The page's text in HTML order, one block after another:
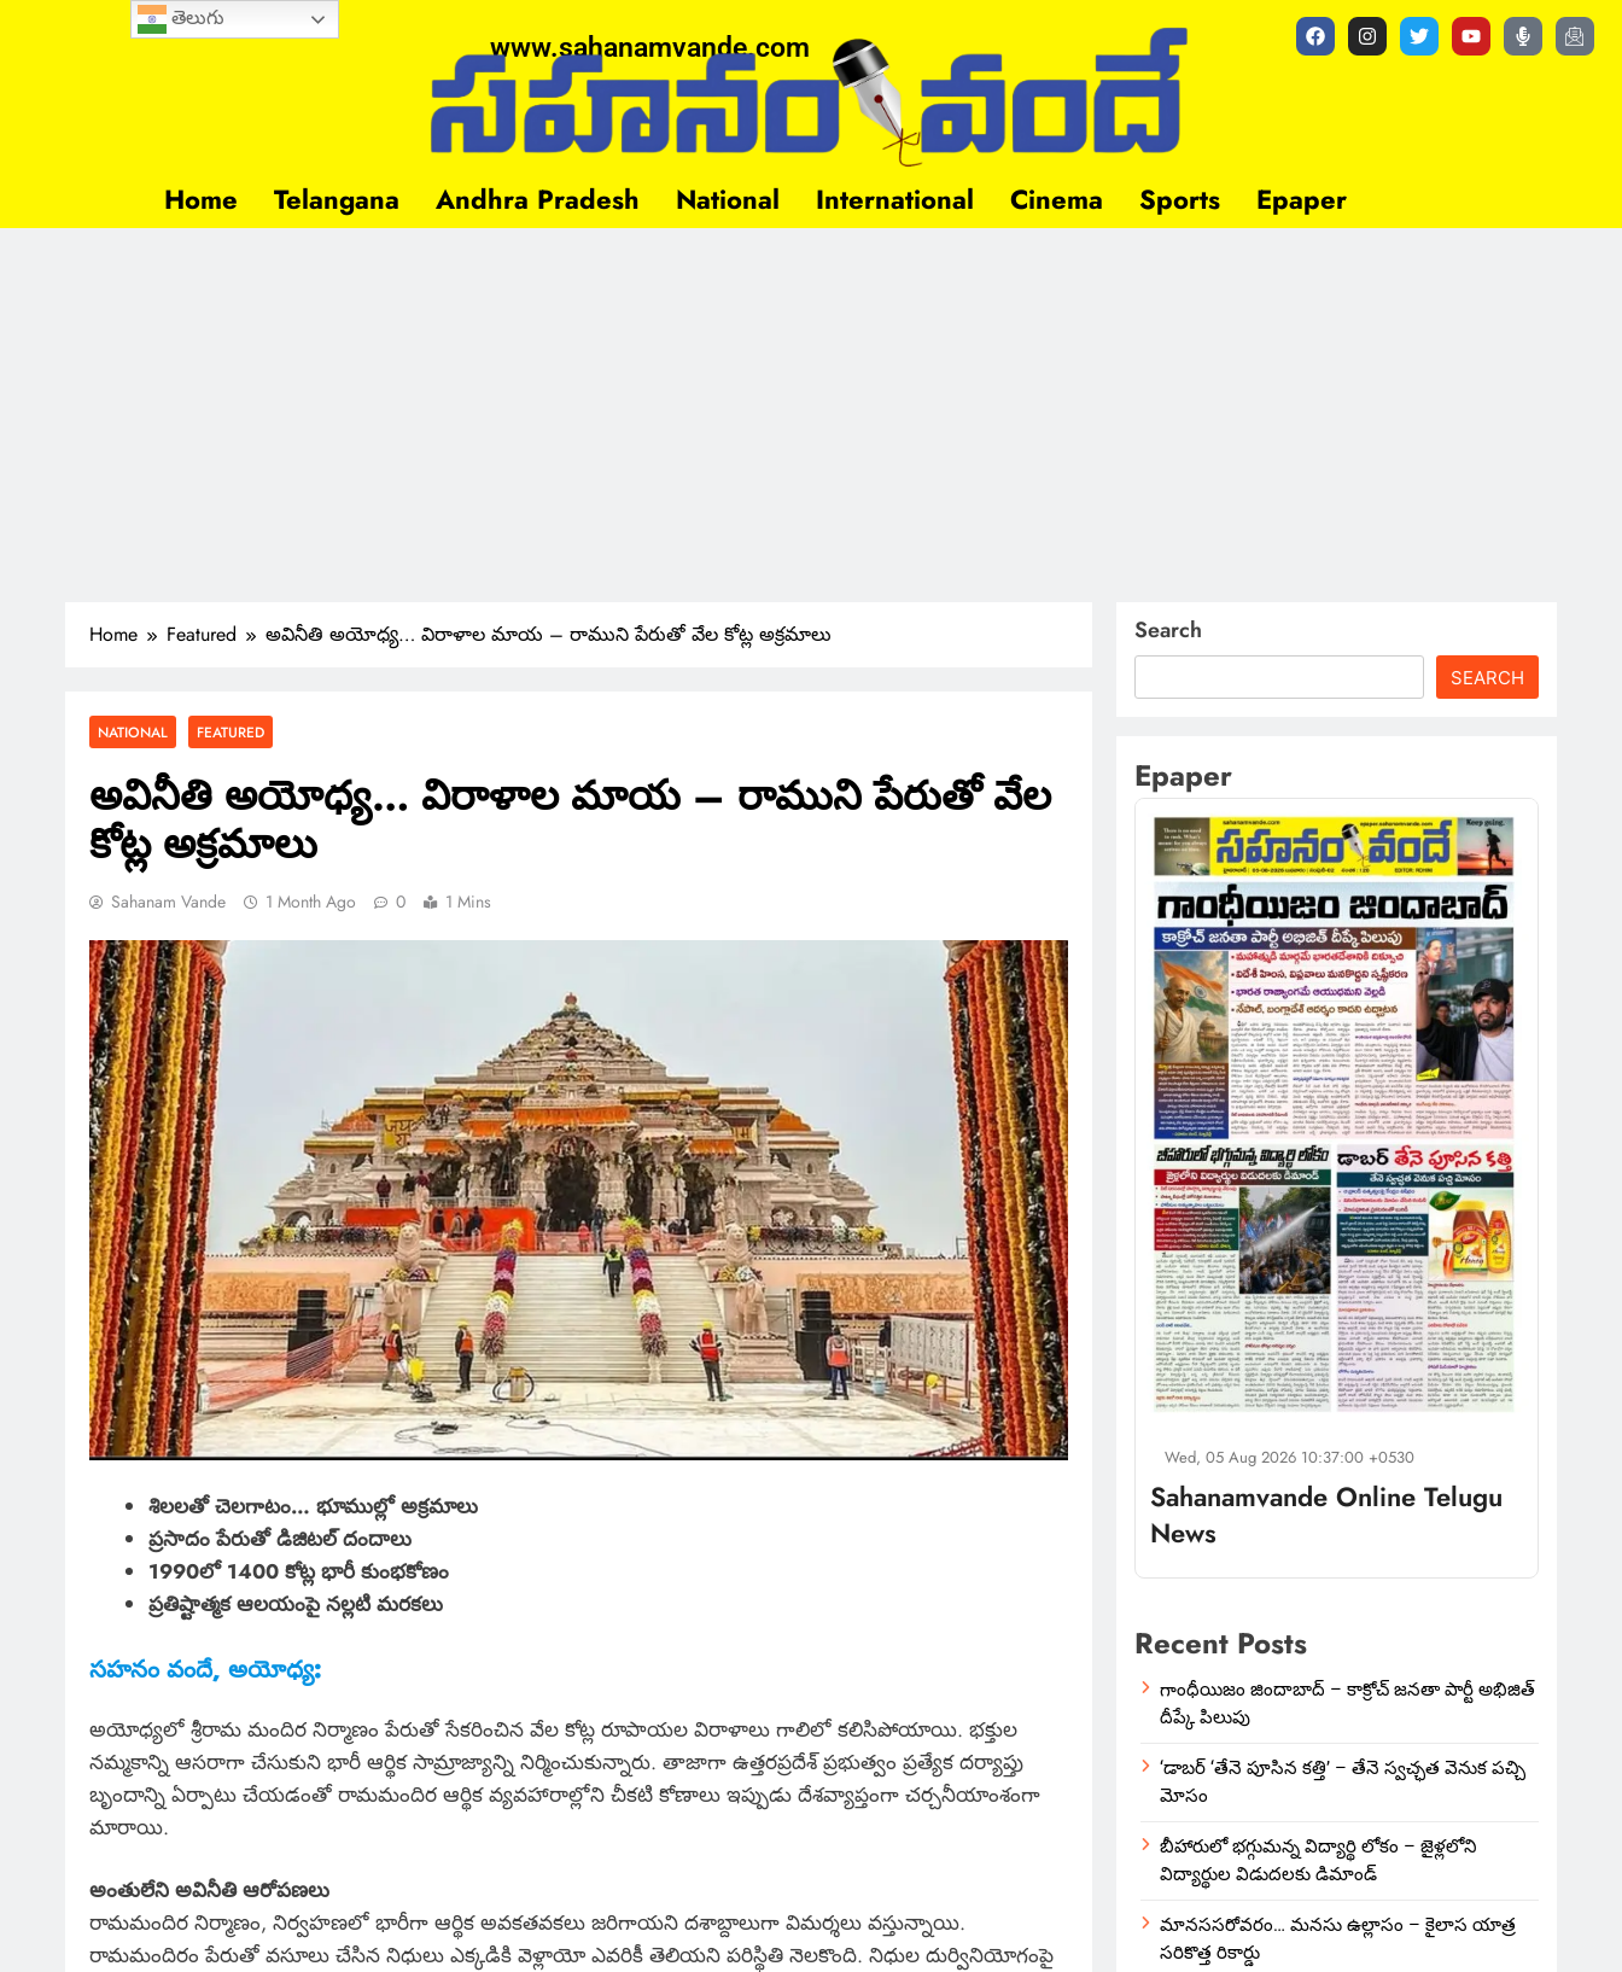
www.sahanamvande.com
Home Telangana Andhra Pradesh National International Cinema Sports Epaper
Home Featured అవినీతి అయోధ్య… విరాళాల మాయ – రాముని పేరుతో వేల కోట్ల అక్రమాలు
NATIONAL FEATURED
అవినీతి అయోధ్య… విరాళాల మాయ – రాముని పేరుతో వేల
కోట్ల అక్రమాలు
Sahanam Vande 1 Month Ago 0 1 Mins
శిలలతో చెలగాటం… భూముల్లో అక్రమాలు
ప్రసాదం పేరుతో డిజిటల్ దందాలు
1990లో 1400 కోట్ల భారీ కుంభకోణం
ప్రతిష్టాత్మక ఆలయంపై నల్లటి మరకలు
సహనం వందే, అయోధ్య:
అయోధ్యలో శ్రీరామ మందిర నిర్మాణం పేరుతో సేకరించిన వేల కోట్ల రూపాయల విరాళాలు గాలిలో కలిసిపోయాయి. భక్తుల
నమ్మకాన్ని ఆసరాగా చేసుకుని భారీ ఆర్థిక సామ్రాజ్యాన్ని నిర్మించుకున్నారు. తాజాగా ఉత్తరప్రదేశ్ ప్రభుత్వం ప్రత్యేక దర్యాప్తు
బృందాన్ని ఏర్పాటు చేయడంతో రామమందిర ఆర్థిక వ్యవహారాల్లోని చీకటి కోణాలు ఇప్పుడు దేశవ్యాప్తంగా చర్చనీయాంశంగా
మారాయి.
అంతులేని అవినీతి ఆరోపణలు
రామమందిర నిర్మాణం, నిర్వహణలో భారీగా ఆర్థిక అవకతవకలు జరిగాయని దశాబ్దాలుగా విమర్శలు వస్తున్నాయి.
రామమందిరం పేరుతో వసూలు చేసిన నిధులు ఎక్కడికి వెళ్లాయో ఎవరికీ తెలియని పరిస్థితి నెలకొంది. నిధుల దుర్వినియోగంపై
Search
SEARCH
Epaper
Wed, 05 Aug 2026 10:37:00 +0530
Sahanamvande Online Telugu
News
Recent Posts
గాంధీయిజం జిందాబాద్ – కాక్రోచ్ జనతా పార్టీ అభిజిత్
దీప్కే పిలుపు
‘డాబర్ ‘తేనె పూసిన కత్తి’ – తేనె స్వచ్ఛత వెనుక పచ్చి
మోసం
బీహారులో భగ్గుమన్న విద్యార్థి లోకం – జైళ్లలోని
విద్యార్థుల విడుదలకు డిమాండ్
మానససరోవరం… మనసు ఉల్లాసం – కైలాస యాత్ర
సరికొత్త రికార్డు
తెలుగు